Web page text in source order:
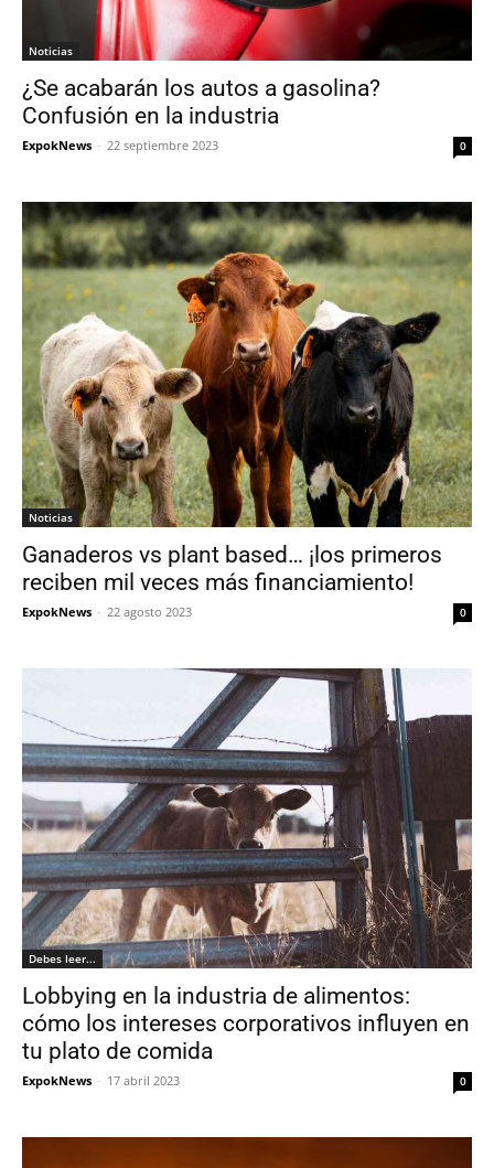
Noticias
¿Se acabarán los autos a gasolina?
Confusión en la industria
ExpokNews - 22 septiembre 2023 0
Noticias
Ganaderos vs plant based… ¡los primeros
reciben mil veces más financiamiento!
ExpokNews - 22 agosto 2023 0
Debes leer...
Lobbying en la industria de alimentos:
cómo los intereses corporativos influyen en
tu plato de comida
ExpokNews - 17 abril 2023 0